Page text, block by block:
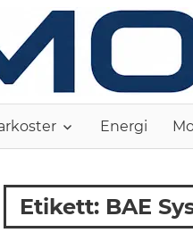
Energi
Etikett: BAE